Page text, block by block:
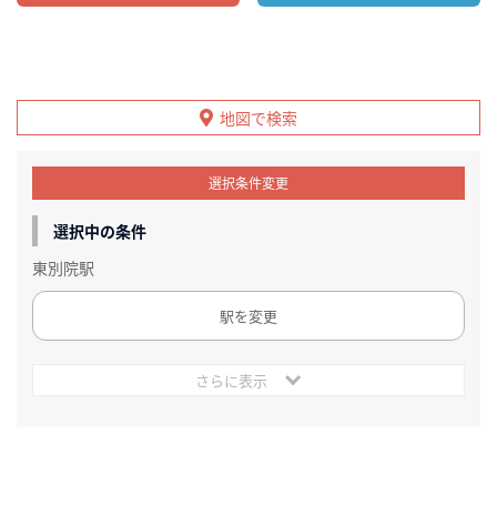
地図で検索
選択条件変更
選択中の条件
東別院駅
駅を変更
さらに表示